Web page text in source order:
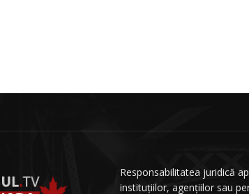
Responsabilitatea juridică
instituțiilor, agențiilor sau